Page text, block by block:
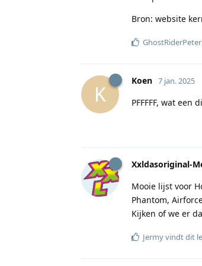
Bron: website
GhostRiderPeter
K
Koen 7 jan. 2025
PFFFFF, wat
Xxldasoriginal-
Mooie lijst voor
Phantom,
Kijken of we er
Jermyvindt dit